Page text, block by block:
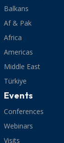
Balkans
Af & Pak
Africa
Americas
Middle East
Türkiye
Events
Conferences
Webinars
Visits